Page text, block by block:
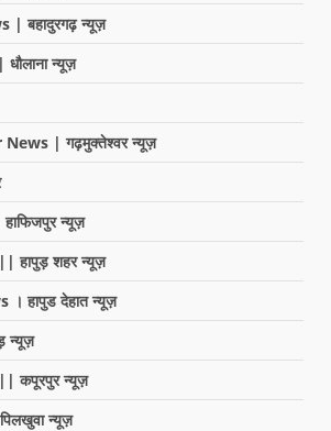
बहादुरगढ़ न्यूज़
न्यूज़
| गढ़मुक्तेश्वर न्यूज़
न्यूज़
हापुड़ शहर न्यूज़
हापुड देहात न्यूज़
न्यूज़
कपूरपुर न्यूज़
न्यूज़